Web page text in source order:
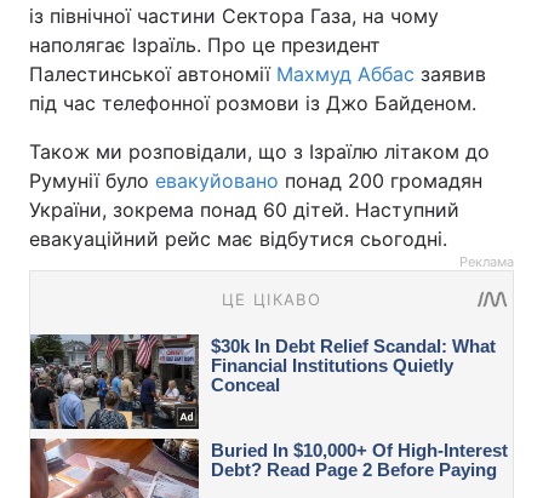
із північної частини Сектора Газа, на чому
наполягає Ізраїль. Про це президент
Палестинської автономії Махмуд Аббас заявив
під час телефонної розмови із Джо Байденом.
Також ми розповідали, що з Ізраїлю літаком до
Румунії було евакуйовано понад 200 громадян
України, зокрема понад 60 дітей. Наступний
евакуаційний рейс має відбутися сьогодні.
Реклама